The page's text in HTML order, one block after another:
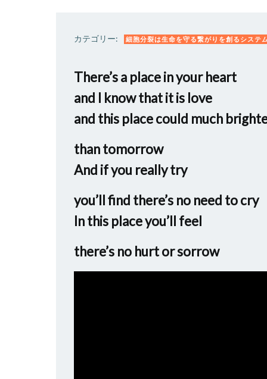
カテゴリー: 細胞分裂は生命を守る繋がりを創るシステ
There’s a place in your heart
and I know that it is love
and this place could much
than tomorrow
And if you really try
you’ll find there’s no need to cry
In this place you’ll feel
there’s no hurt or sorrow